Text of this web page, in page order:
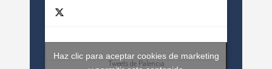
Tweets de Palencia
Haz clic para aceptar cookies de marketing